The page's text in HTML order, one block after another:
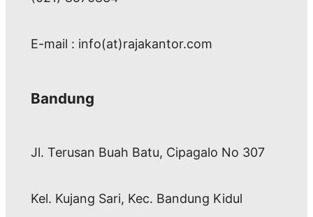
E-mail : info(at)rajakantor.com
Bandung
Jl. Terusan Buah Batu, Cipagalo No 307
Kel. Kujang Sari, Kec. Bandung Kidul